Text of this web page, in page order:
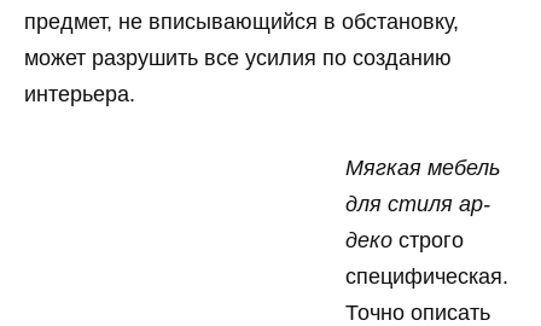
предмет, не вписывающийся в обстановку,
может разрушить все усилия по созданию
интерьера.
Мягкая мебель
для стиля ар-
деко строго
специфическая.
Точно описать